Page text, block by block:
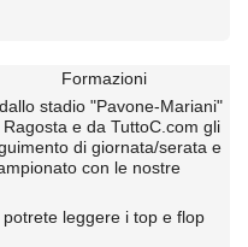
Formazioni
stadio "Pavone-Mariani"
e da TuttoC.com gli
di giornata/serata e
con le nostre
leggere i top e flop